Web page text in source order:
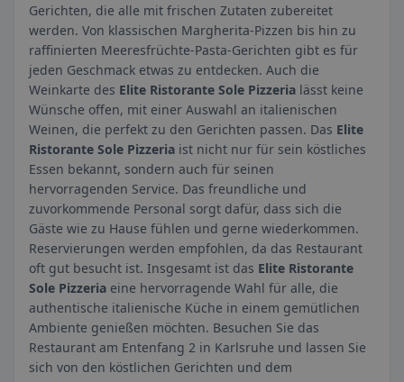
Gerichten, die alle mit frischen Zutaten zubereitet
werden. Von klassischen Margherita-Pizzen bis hin zu
raffinierten Meeresfrüchte-Pasta-Gerichten gibt es für
jeden Geschmack etwas zu entdecken. Auch die
Weinkarte des Elite Ristorante Sole Pizzeria lässt keine
Wünsche offen, mit einer Auswahl an italienischen
Weinen, die perfekt zu den Gerichten passen. Das Elite
Ristorante Sole Pizzeria ist nicht nur für sein köstliches
Essen bekannt, sondern auch für seinen
hervorragenden Service. Das freundliche und
zuvorkommende Personal sorgt dafür, dass sich die
Gäste wie zu Hause fühlen und gerne wiederkommen.
Reservierungen werden empfohlen, da das Restaurant
oft gut besucht ist. Insgesamt ist das Elite Ristorante
Sole Pizzeria eine hervorragende Wahl für alle, die
authentische italienische Küche in einem gemütlichen
Ambiente genießen möchten. Besuchen Sie das
Restaurant am Entenfang 2 in Karlsruhe und lassen Sie
sich von den köstlichen Gerichten und dem